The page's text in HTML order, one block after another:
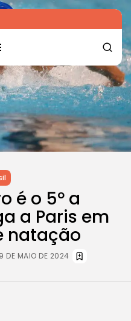
é o 5º a
a Paris em
natação
9 DE MAIO DE 2024